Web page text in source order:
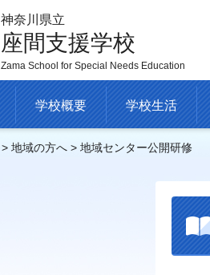
神奈川県立
座間支援学校
Zama School for Special Needs Education
学校概要 学校生活
> 地域の方へ > 地域センター公開研修